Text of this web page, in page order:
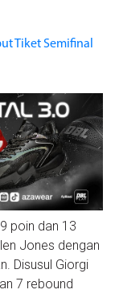
Tiket Semifinal
poin dan 13
Jones dengan
Disusul Giorgi
7 rebound